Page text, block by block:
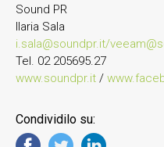
Sound PR
Ilaria Sala
i.sala@soundpr.it/
Tel. 02 205695.27
www.soundpr.it /
Condividilo su: